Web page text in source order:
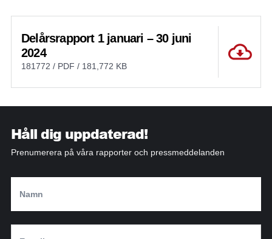
Delårsrapport 1 januari – 30 juni
2024
181772 / PDF / 181,772 KB
Håll dig uppdaterad!
Prenumerera på våra rapporter och pressmeddelanden